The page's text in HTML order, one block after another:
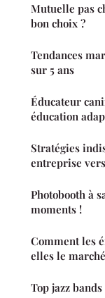
Mutuelle pas
bon choix ?
Tendances
sur 5 ans
Éducateur
éducation
Stratégies
entreprise
Photobooth à
moments !
Comment les
elles le
Top jazz